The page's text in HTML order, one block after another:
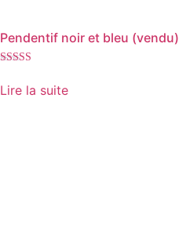
Pendentif noir et bleu (vendu)
5.00
sur 5
Lire la suite